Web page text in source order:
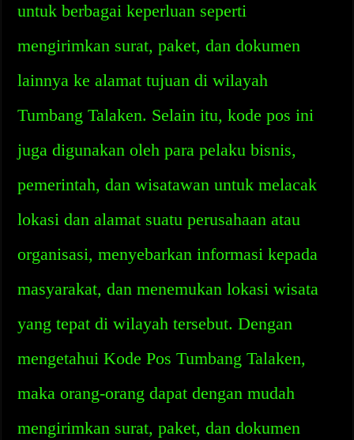
untuk berbagai keperluan seperti
mengirimkan surat, paket, dan dokumen
lainnya ke alamat tujuan di wilayah
Tumbang Talaken. Selain itu, kode pos ini
juga digunakan oleh para pelaku bisnis,
pemerintah, dan wisatawan untuk melacak
lokasi dan alamat suatu perusahaan atau
organisasi, menyebarkan informasi kepada
masyarakat, dan menemukan lokasi wisata
yang tepat di wilayah tersebut. Dengan
mengetahui Kode Pos Tumbang Talaken,
maka orang-orang dapat dengan mudah
mengirimkan surat, paket, dan dokumen